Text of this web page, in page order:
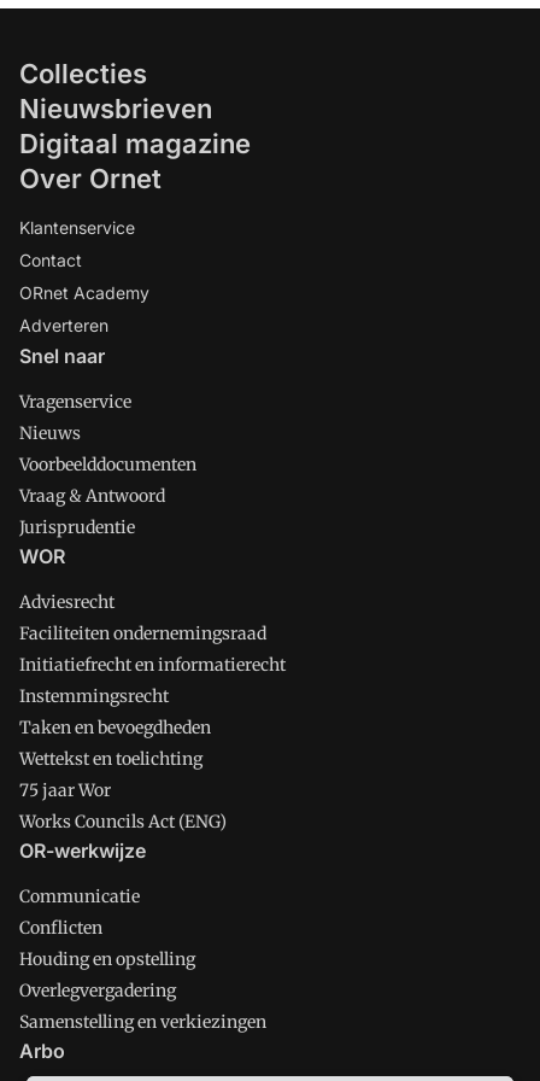
Collecties
Nieuwsbrieven
Digitaal magazine
Over Ornet
Klantenservice
Contact
ORnet Academy
Adverteren
Snel naar
Vragenservice
Nieuws
Voorbeelddocumenten
Vraag & Antwoord
Jurisprudentie
WOR
Adviesrecht
Faciliteiten ondernemingsraad
Initiatiefrecht en informatierecht
Instemmingsrecht
Taken en bevoegdheden
Wettekst en toelichting
75 jaar Wor
Works Councils Act (ENG)
OR-werkwijze
Communicatie
Conflicten
Houding en opstelling
Overlegvergadering
Samenstelling en verkiezingen
Arbo